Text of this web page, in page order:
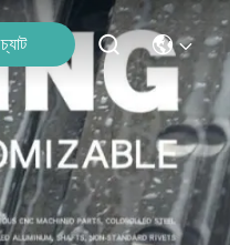
চ্যাট